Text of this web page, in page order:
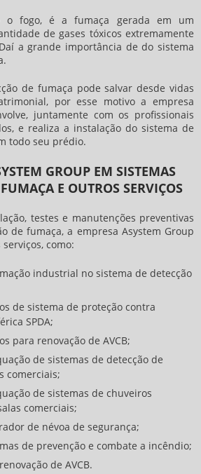
o fogo, é a fumaça gerada em um
de gases tóxicos extremamente
a grande importância de do sistema
.
de fumaça pode salvar desde vidas
por esse motivo a empresa
juntamente com os profissionais
e realiza a instalação do sistema de
todo seu prédio.
GROUP EM SISTEMAS
E OUTROS SERVIÇOS
testes e manutenções preventivas
de fumaça, a empresa Asystem Group
como:
industrial no sistema de detecção
de sistema de proteção contra
SPDA;
para renovação de AVCB;
de sistemas de detecção de
comerciais;
de sistemas de chuveiros
comerciais;
de névoa de segurança;
de prevenção e combate a incêndio;
de AVCB.